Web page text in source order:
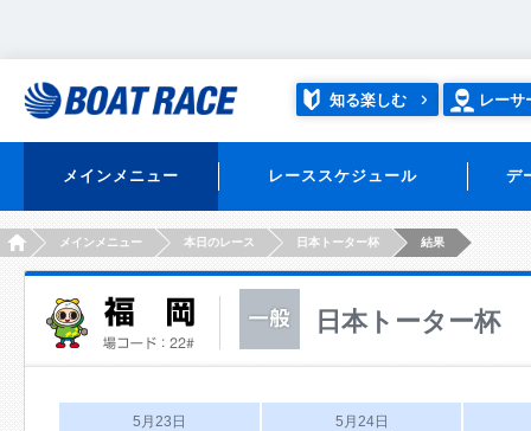
知る楽しむ レーサ
メインメニュー レーススケジュール デ
HOMEメインメニュー 本日のレース 日本トーター杯 結果
日本トーター杯
5月23日 5月24日